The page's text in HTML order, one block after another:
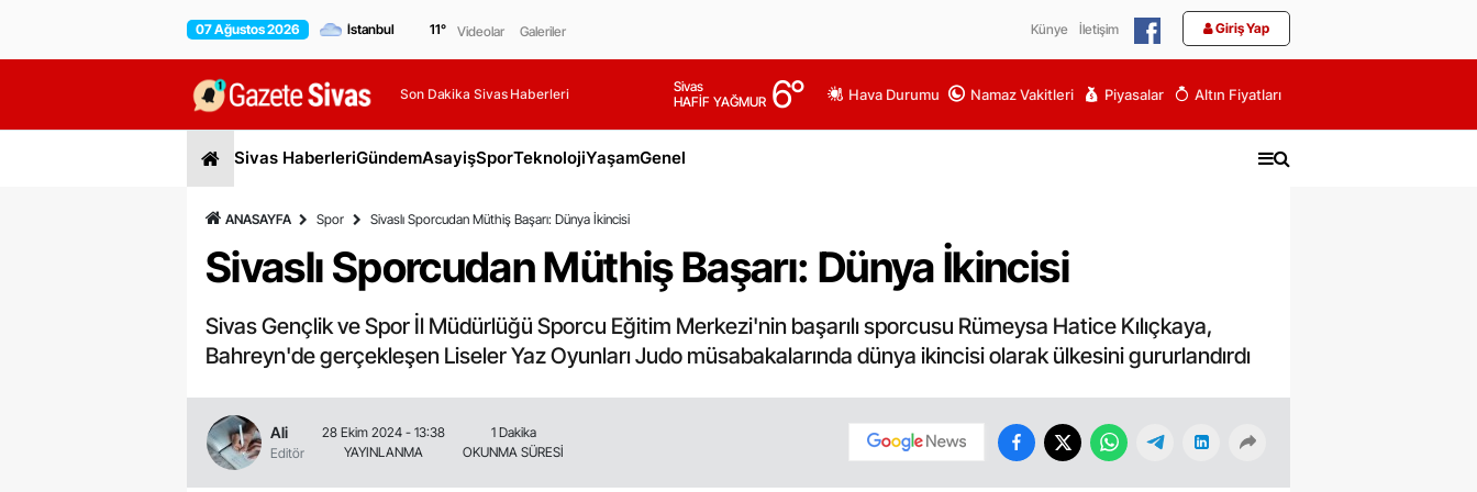
07 Ağustos 2026 11° Videolar Galeriler Künye İletişim Giriş Yap
Son Dakika Sivas Haberleri
Sivas
HAFİF YAĞMUR 6° Hava Durumu Namaz Vakitleri Piyasalar Altın Fiyatları
Sivas HaberleriGündemAsayişSporTeknolojiYaşamGenel
ANASAYFA Spor Sivaslı Sporcudan Müthiş Başarı: Dünya İkincisi
Sivaslı Sporcudan Müthiş Başarı: Dünya İkincisi
Sivas Gençlik ve Spor İl Müdürlüğü Sporcu Eğitim Merkezi'nin başarılı sporcusu Rümeysa Hatice Kılıçkaya,
Bahreyn'de gerçekleşen Liseler Yaz Oyunları Judo müsabakalarında dünya ikincisi olarak ülkesini gururlandırdı
Ali
Editör
28 Ekim 2024 - 13:38
YAYINLANMA
1 Dakika
OKUNMA SÜRESİ